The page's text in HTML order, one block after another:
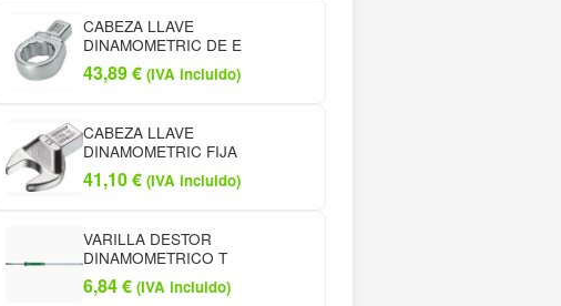
CABEZA LLAVE
DINAMOMETRIC DE E
43,89€ (IVA incluido)
CABEZA LLAVE
DINAMOMETRIC FIJA
41,10€ (IVA incluido)
VARILLA DESTOR
DINAMOMETRICO T
6,84€ (IVA incluido)